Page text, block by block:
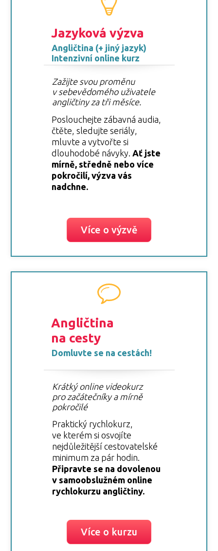
Jazyková výzva
Angličtina (+ jiný jazyk)
Intenzivní online kurz
Zažijte svou proměnu
v sebevědomého uživatele
angličtiny za tři měsíce.
Poslouchejte zábavná audia,
čtěte, sledujte seriály,
mluvte a vytvořte si
dlouhodobé návyky. Ať jste
mírně, středně nebo více
pokročilí, výzva vás
nadchne.
Více o výzvě
Angličtina
na cesty
Domluvte se na cestách!
Krátký online videokurz
pro začátečníky a mírně
pokročilé
Praktický rychlokurz,
ve kterém si osvojíte
nejdůležitější cestovatelské
minimum za pár hodin.
Připravte se na dovolenou
v samoobslužném online
rychlokurzu angličtiny.
Více o kurzu